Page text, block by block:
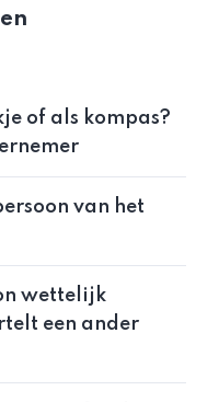
of als kompas?
van het
wettelijk
een ander